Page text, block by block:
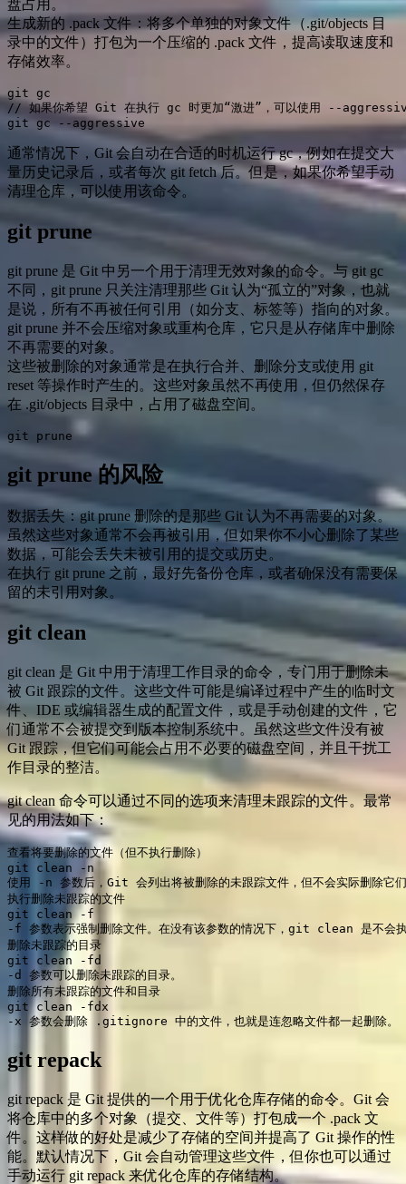
盘占用。
生成新的 .pack 文件：将多个单独的对象文件（.git/objects 目
录中的文件）打包为一个压缩的 .pack 文件，提高读取速度和
存储效率。
git gc
// 如果你希望 Git 在执行 gc 时更加“激进”，可以使用 --
git gc --aggressive
通常情况下，Git 会自动在合适的时机运行 gc，例如在提交大
量历史记录后，或者每次 git fetch 后。但是，如果你希望手动
清理仓库，可以使用该命令。
git prune
git prune 是 Git 中另一个用于清理无效对象的命令。与 git gc
不同，git prune 只关注清理那些 Git 认为“孤立的”对象，也就
是说，所有不再被任何引用（如分支、标签等）指向的对象。
git prune 并不会压缩对象或重构仓库，它只是从存储库中删除
不再需要的对象。
这些被删除的对象通常是在执行合并、删除分支或使用 git
reset 等操作时产生的。这些对象虽然不再使用，但仍然保存
在 .git/objects 目录中，占用了磁盘空间。
git prune
git prune 的风险
数据丢失：git prune 删除的是那些 Git 认为不再需要的对象。
虽然这些对象通常不会再被引用，但如果你不小心删除了某些
数据，可能会丢失未被引用的提交或历史。
在执行 git prune 之前，最好先备份仓库，或者确保没有需要保
留的未引用对象。
git clean
git clean 是 Git 中用于清理工作目录的命令，专门用于删除未
被 Git 跟踪的文件。这些文件可能是编译过程中产生的临时文
件、IDE 或编辑器生成的配置文件，或是手动创建的文件，它
们通常不会被提交到版本控制系统中。虽然这些文件没有被
Git 跟踪，但它们可能会占用不必要的磁盘空间，并且干扰工
作目录的整洁。
git clean 命令可以通过不同的选项来清理未跟踪的文件。最常
见的用法如下：
查看将要删除的文件（但不执行删除）
git clean -n
使用 -n 参数后，Git 会列出将被删除的未跟踪文件，但不会实际删除它
执行删除未跟踪的文件
git clean -f
-f 参数表示强制删除文件。在没有该参数的情况下，git clean 是不会执
删除未跟踪的目录
git clean -fd
-d 参数可以删除未跟踪的目录。
删除所有未跟踪的文件和目录
git clean -fdx
-x 参数会删除 .gitignore 中的文件，也就是连忽略文件都一起删除。
git repack
git repack 是 Git 提供的一个用于优化仓库存储的命令。Git 会
将仓库中的多个对象（提交、文件等）打包成一个 .pack 文
件。这样做的好处是减少了存储的空间并提高了 Git 操作的性
能。默认情况下，Git 会自动管理这些文件，但你也可以通过
手动运行 git repack 来优化仓库的存储结构。